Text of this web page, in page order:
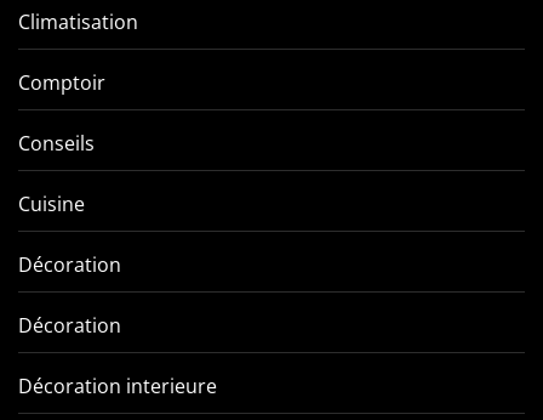
Climatisation
Comptoir
Conseils
Cuisine
Décoration
Décoration
Décoration interieure